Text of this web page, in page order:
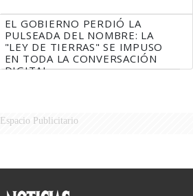
EL GOBIERNO PERDIÓ LA
PULSEADA DEL NOMBRE: LA
"LEY DE TIERRAS" SE IMPUSO
EN TODA LA CONVERSACIÓN
DIGITAL
Espacio Publicitario